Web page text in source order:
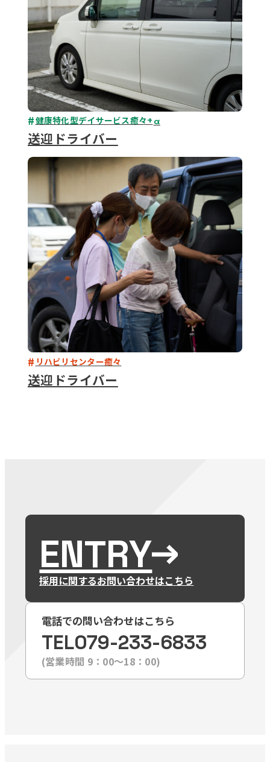
健康特化型デイサービス癒々+α
送迎ドライバー
リハビリセンター癒々
送迎ドライバー
ENTRY
採用に関するお問い合わせはこちら
電話での問い合わせはこちら
TEL079-233-6833
(営業時間 9：00〜18：00)